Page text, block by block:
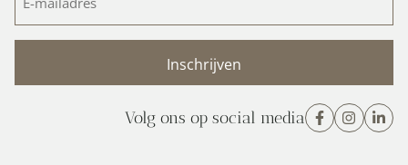
mailadres
Volg ons op social media